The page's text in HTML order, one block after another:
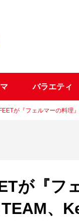
バラエティ
が『フェルマーの料理
が『フ
、